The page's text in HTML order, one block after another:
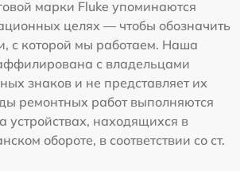
марки Fluke упоминаются
целях — чтобы обозначить
с которой мы работаем. Наша
с владельцами
знаков и не представляет их
ремонтных работ выполняются
устройствах, находящихся в
обороте, в соответствии со ст.